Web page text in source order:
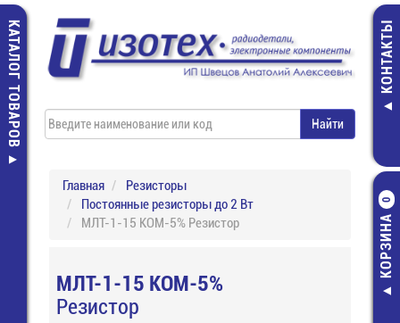
КАТАЛОГ ТОВАРОВ КОНТАКТЫ
КОРЗИНА
0
Главная
Резисторы
Постоянные резисторы до 2 Вт
МЛТ-1-15 КОМ-5% Резистор
МЛТ-1-15 КОМ-5%
Резистор